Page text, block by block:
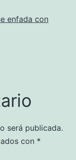
enfada con
será publicada.
con *